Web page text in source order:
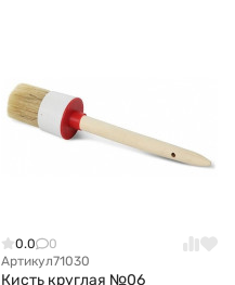
0.0
0
Артикул71030
Кисть круглая №06